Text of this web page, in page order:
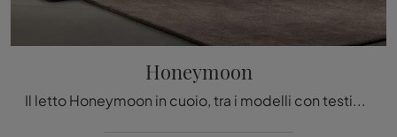
Honeymoon
Il letto Honeymoon in cuoio, tra i modelli con testiera matrimoniali moderni di Bonaldo, è pensato per assicurarti il relax totale.